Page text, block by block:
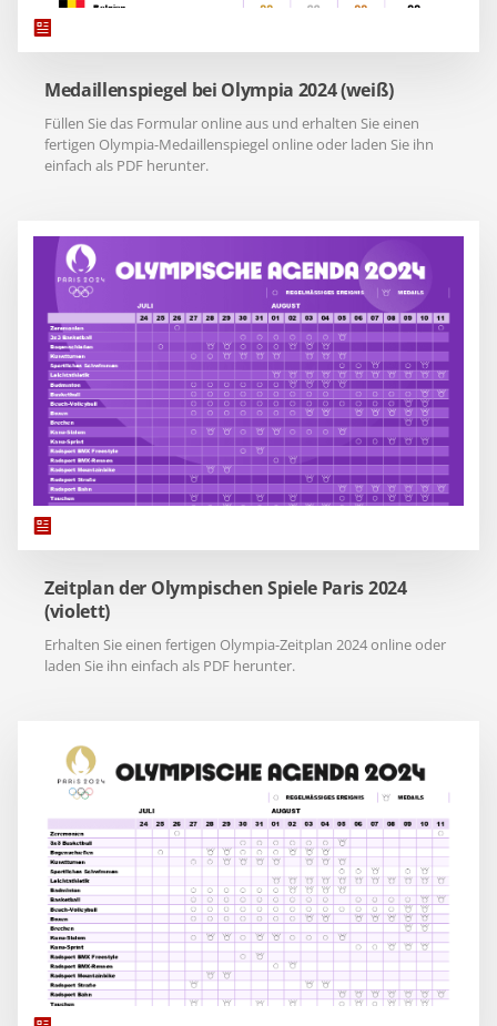
Medaillenspiegel bei Olympia 2024 (weiß)
Füllen Sie das Formular online aus und erhalten Sie einen
fertigen Olympia-Medaillenspiegel online oder laden Sie ihn
einfach als PDF herunter.
Zeitplan der Olympischen Spiele Paris 2024
(violett)
Erhalten Sie einen fertigen Olympia-Zeitplan 2024 online oder
laden Sie ihn einfach als PDF herunter.